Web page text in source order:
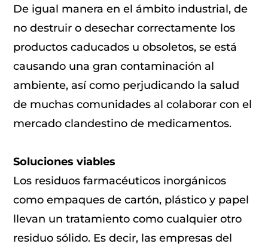
De igual manera en el ámbito industrial, de
no destruir o desechar correctamente los
productos caducados u obsoletos, se está
causando una gran contaminación al
ambiente, así como perjudicando la salud
de muchas comunidades al colaborar con el
mercado clandestino de medicamentos.
Soluciones viables
Los residuos farmacéuticos inorgánicos
como empaques de cartón, plástico y papel
llevan un tratamiento como cualquier otro
residuo sólido. Es decir, las empresas del